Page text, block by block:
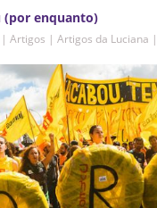
(por enquanto)
| Artigos | Artigos da Luciana